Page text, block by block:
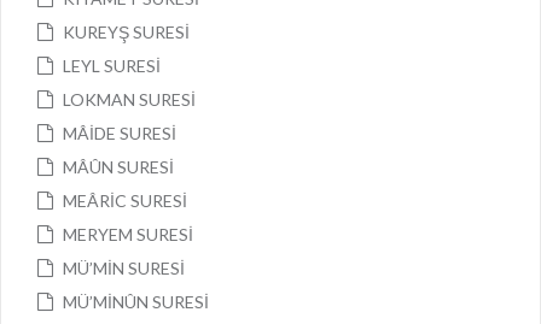
KUREYŞ SURESİ
LEYL SURESİ
LOKMAN SURESİ
MÂİDE SURESİ
MÂÛN SURESİ
MEÂRİC SURESİ
MERYEM SURESİ
MÜ’MİN SURESİ
MÜ’MİNÛN SURESİ